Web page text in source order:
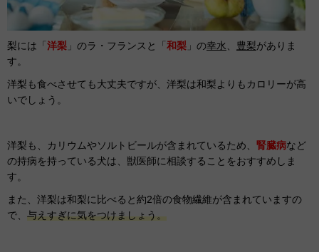
梨には「 洋梨 」のラ・フランスと「 和梨 」の幸水 豊梨がありま
す。
洋梨も食べさせても大丈夫ですが、洋梨は和梨よりもカロリーが高
いでしょう。
洋梨も、カリウムやソルトビールが含まれているため、 腎臓病など
の持病を持っている犬は、獣医師に相談することをおすすめしま
す。
また、洋梨は和梨に比べると約2倍の食物繊維が含まれていますの
で、 与えすぎに気をつけましょう。